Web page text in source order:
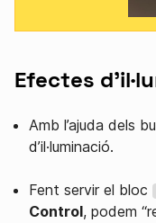
Efectes
Amb l’ajuda dels
d’il·luminació.
Fent servir el bloc
Control, podem